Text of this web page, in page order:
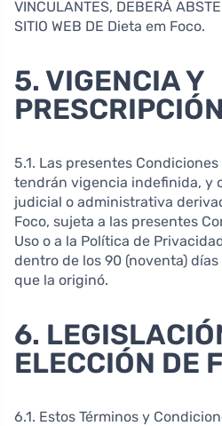
VINCULANTES, DEBERÁ
SITIO WEB DE Dieta em Foco.
5. VIGENCIA Y
PRESCRIPCIÓN
5.1. Las presentes
tendrán vigencia indefinida, y
judicial o administrativa
Foco, sujeta a las presentes
Uso o a la Política de
dentro de los 90 (noventa)
que la originó.
6.
ELECCIÓN DE
6.1. Estos Términos y